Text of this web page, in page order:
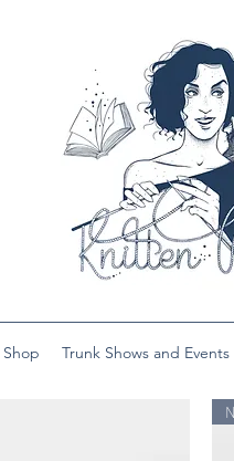
Shop Trunk Shows and Events